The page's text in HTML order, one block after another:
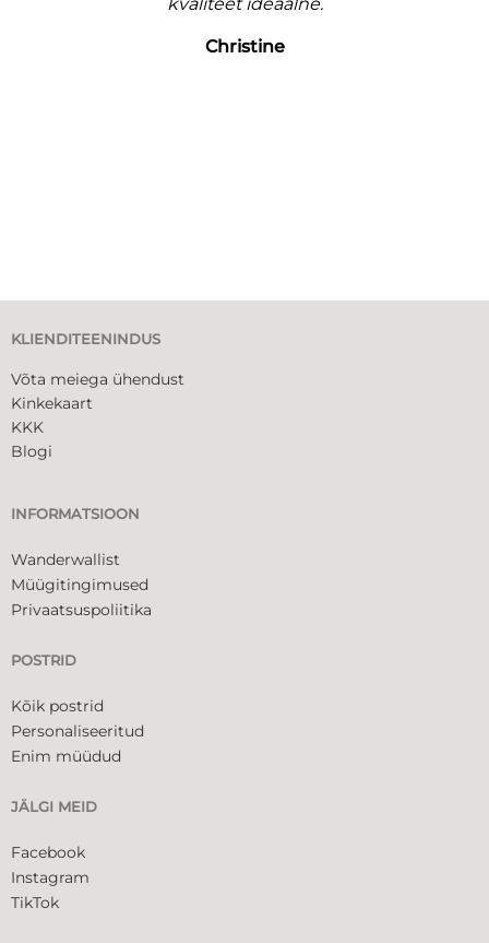
kvaliteet ideaalne.
Christine
KLIENDITEENINDUS
Võta meiega ühendust
Kinkekaart
KKK
Blogi
INFORMATSIOON
Wanderwallist
Müügitingimused
Privaatsuspoliitika
POSTRID
Kõik postrid
Personaliseeritud
Enim müüdud
JÄLGI MEID
Facebook
Instagram
TikTok